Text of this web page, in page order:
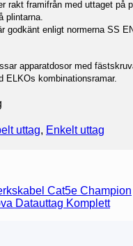
rakt framifrån med uttaget på
plintarna.
godkänt enligt normerna SS
apparatdosor med
ELKOs kombinationsramar.
uttag, Enkelt uttag